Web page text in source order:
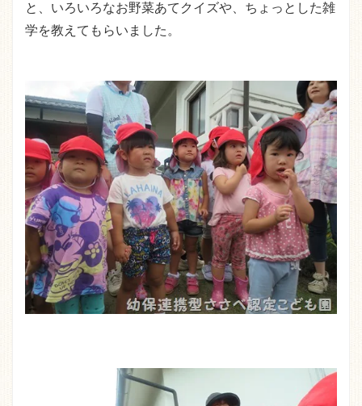
と、いろいろなお野菜あてクイズや、ちょっとした雑
学を教えてもらいました。